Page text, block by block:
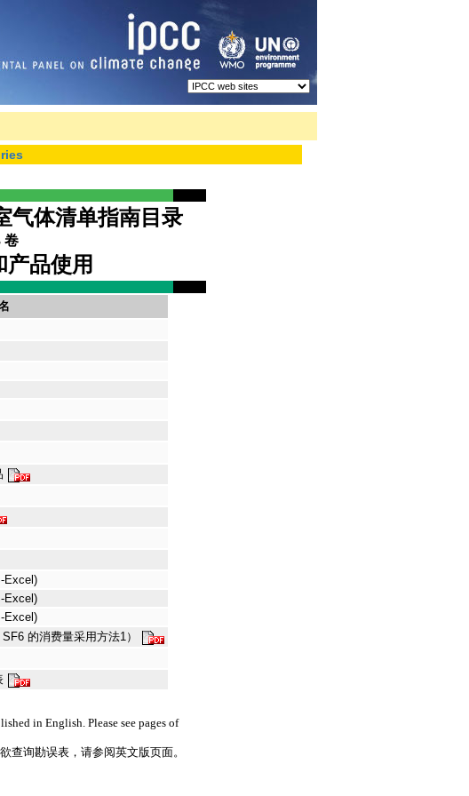
气体清单指南目录
卷
产品使用
Excel)
Excel)
Excel)
的消费量采用方法1）
in English. Please see pages of
查询勘误表，请参阅英文版页面。